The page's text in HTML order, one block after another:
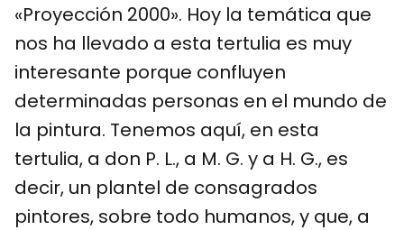
«Proyección 2000». Hoy la temática que
nos ha llevado a esta tertulia es muy
interesante porque confluyen
determinadas personas en el mundo de
la pintura. Tenemos aquí, en esta
tertulia, a don P. L., a M. G. y a H. G., es
decir, un plantel de consagrados
pintores, sobre todo humanos, y que, a